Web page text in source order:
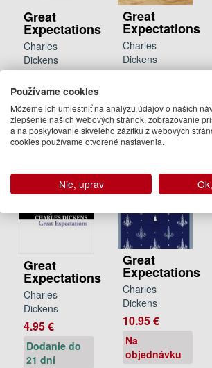
Great
Expectations
Charles
Dickens
Dodanie do
21 dní
Great
Expectations
Charles
Dickens
objednávku
Great
Expectations
Charles
Dickens
4.95 €
Dodanie do
21 dní
Great
Expectations
Charles
Dickens
10.95 €
Na
objednávku
Používame cookies
Môžeme ich umiestniť na analýzu údajov o našich
zlepšenie našich webových stránok, zobrazovanie
a na poskytovanie skvelého zážitku z webových
cookies používame otvorené nastavenia.
Nie, uprav